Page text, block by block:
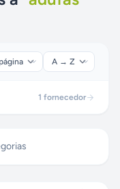
1 fornecedor